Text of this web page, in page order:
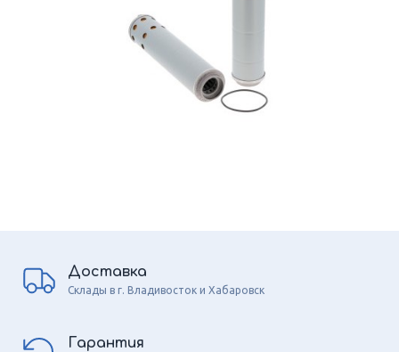
Доставка
Склады в г. Владивосток и Хабаровск
Гарантия